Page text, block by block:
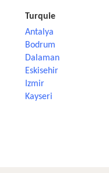
Turquie
Antalya
Bodrum
Dalaman
Eskisehir
Izmir
Kayseri